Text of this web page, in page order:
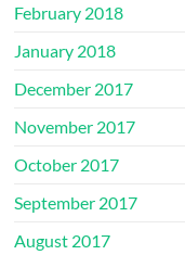
February 2018
January 2018
December 2017
November 2017
October 2017
September 2017
August 2017